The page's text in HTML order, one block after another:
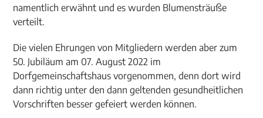
namentlich erwähnt und es wurden Blumensträuße
verteilt.
Die vielen Ehrungen von Mitgliedern werden aber zum
50. Jubiläum am 07. August 2022 im
Dorfgemeinschaftshaus vorgenommen, denn dort wird
dann richtig unter den dann geltenden gesundheitlichen
Vorschriften besser gefeiert werden können.